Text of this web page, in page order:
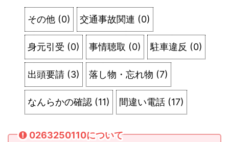
その他 (0) 交通事故関連 (0)
身元引受 (0) 事情聴取 (0) 駐車違反 (0)
出頭要請 (3) 落し物・忘れ物 (7)
なんらかの確認 (11) 間違い電話 (17)
0263250110について